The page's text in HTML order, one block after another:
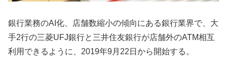
銀行業務のAI化、店舗数縮小の傾向にある銀行業界で、大
手2行の三菱UFJ銀行と三井住友銀行が店舗外のATM相互
利用できるように、2019年9月22日から開始する。